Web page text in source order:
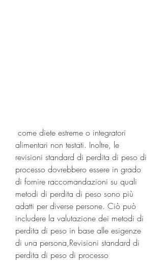
alimentari non testati. Inoltre, le
revisioni standard di perdita di peso di
processo dovrebbero essere in grado
di fornire raccomandazioni su quali
metodi di perdita di peso sono più
adatti per diverse persone. Ciò può
includere la valutazione dei metodi di
perdita di peso in base alle esigenze
di una persona,Revisioni standard di
perdita di peso di processo